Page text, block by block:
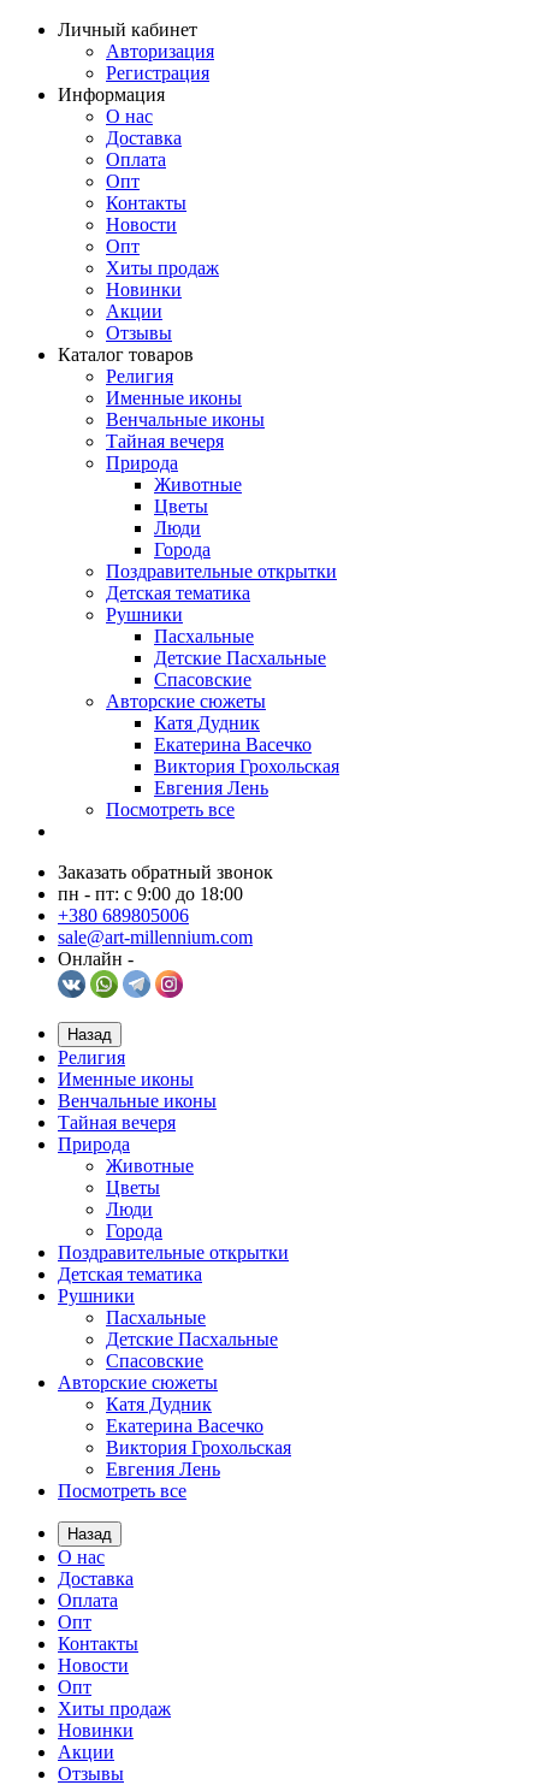
Личный кабинет
Авторизация
Регистрация
Информация
О нас
Доставка
Оплата
Опт
Контакты
Новости
Опт
Хиты продаж
Новинки
Акции
Отзывы
Каталог товаров
Религия
Именные иконы
Венчальные иконы
Тайная вечеря
Природа
Животные
Цветы
Люди
Города
Поздравительные открытки
Детская тематика
Рушники
Пасхальные
Детские Пасхальные
Спасовские
Авторские сюжеты
Катя Дудник
Екатерина Васечко
Виктория Грохольская
Евгения Лень
Посмотреть все
Заказать обратный звонок
пн - пт: с 9:00 до 18:00
+380 689805006
sale@art-millennium.com
Онлайн -
Назад
Религия
Именные иконы
Венчальные иконы
Тайная вечеря
Природа
Животные
Цветы
Люди
Города
Поздравительные открытки
Детская тематика
Рушники
Пасхальные
Детские Пасхальные
Спасовские
Авторские сюжеты
Катя Дудник
Екатерина Васечко
Виктория Грохольская
Евгения Лень
Посмотреть все
Назад
О нас
Доставка
Оплата
Опт
Контакты
Новости
Опт
Хиты продаж
Новинки
Акции
Отзывы